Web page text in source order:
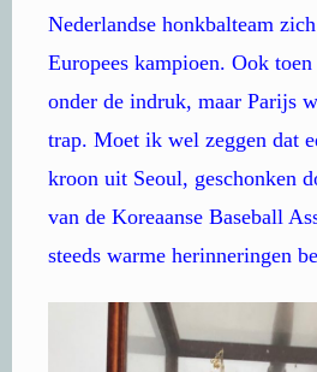
Nederlandse honkbalteam
Europees kampioen. Ook
onder de indruk, maar Parijs
trap. Moet ik wel zeggen dat
kroon uit Seoul, geschonken
van de Koreaanse Baseball
steeds warme herinneringen